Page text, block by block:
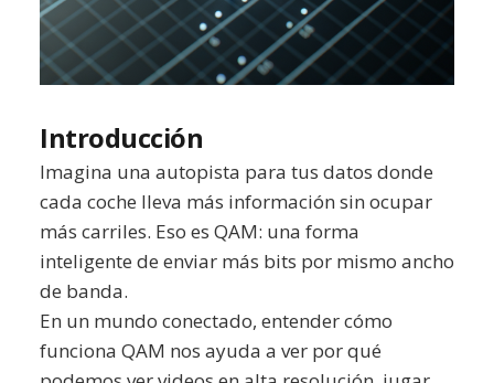
Introducción
Imagina una autopista para tus datos donde
cada coche lleva más información sin ocupar
más carriles. Eso es QAM: una forma
inteligente de enviar más bits por mismo ancho
de banda.
En un mundo conectado, entender cómo
funciona QAM nos ayuda a ver por qué